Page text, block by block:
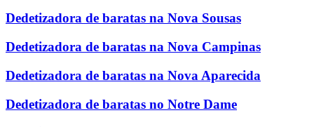
Dedetizadora de baratas na Nova Sousas
Dedetizadora de baratas na Nova Campinas
Dedetizadora de baratas na Nova Aparecida
Dedetizadora de baratas no Notre Dame